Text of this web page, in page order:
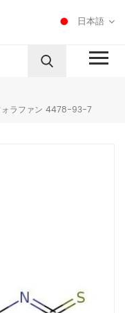
日本語
ォラファン 4478-93-7